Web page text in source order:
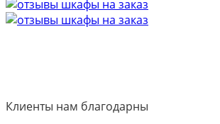
Клиенты нам благодарны